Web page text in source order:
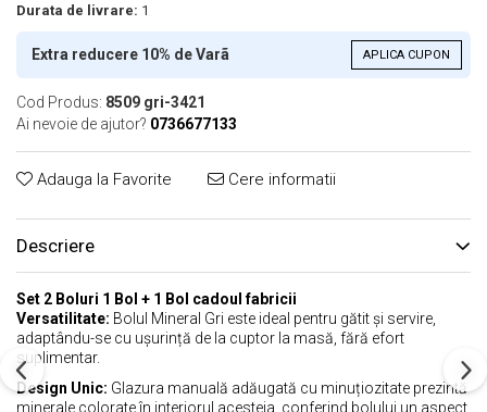
Durata de livrare: 1
Extra reducere 10% de Varã APLICA CUPON
Cod Produs: 8509 gri-3421
Ai nevoie de ajutor? 0736677133
Adauga la Favorite Cere informatii
Descriere
Set 2 Boluri 1 Bol + 1 Bol cadoul fabricii
Versatilitate: Bolul Mineral Gri este ideal pentru gătit și servire,
adaptându-se cu ușurință de la cuptor la masă, fără efort
suplimentar.
Design Unic: Glazura manuală adăugată cu minuțiozitate prezintă
minerale colorate în interiorul acesteia, conferind bolului un aspect